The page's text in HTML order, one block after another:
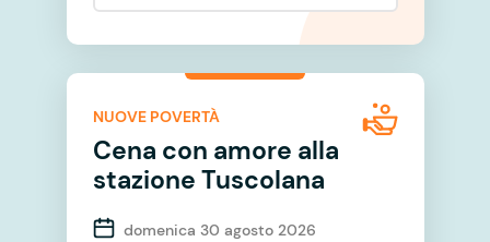
NUOVE POVERTÀ
Cena con amore alla
stazione Tuscolana
domenica 30 agosto 2026